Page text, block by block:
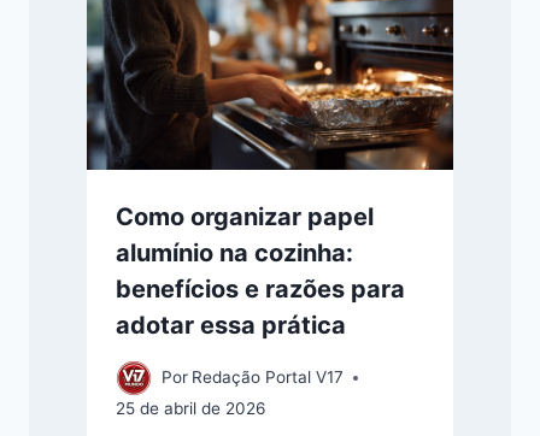
Como organizar papel
alumínio na cozinha:
benefícios e razões para
adotar essa prática
Por Redação Portal V17
25 de abril de 2026